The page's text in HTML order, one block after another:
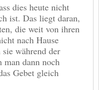
dies heute nicht
ist. Das liegt daran,
die weit von ihren
nach Hause
während der
man dann noch
Gebet gleich